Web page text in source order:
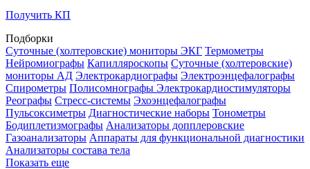
Получить КП
Подборки
Суточные (холтеровские) мониторы ЭКГ Термометры
Нейромиографы Капилляроскопы Суточные (холтеровские)
мониторы АД Электрокардиографы Электроэнцефалографы
Спирометры Полисомнографы Электрокардиостимуляторы
Реографы Стресс-системы Эхоэнцефалографы
Пульсоксиметры Диагностические наборы Тонометры
Бодиплетизмографы Анализаторы допплеровские
Газоанализаторы Аппараты для функциональной диагностики
Анализаторы состава тела
Показать еще